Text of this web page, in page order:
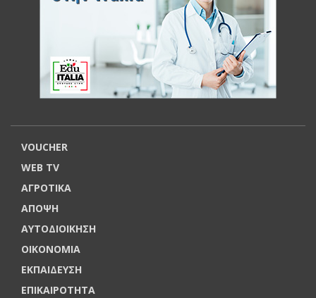
VOUCHER
WEB TV
ΑΓΡΟΤΙΚΑ
ΑΠΟΨΗ
ΑΥΤΟΔΙΟΙΚΗΣΗ
ΟΙΚΟΝΟΜΙΑ
ΕΚΠΑΙΔΕΥΣΗ
ΕΠΙΚΑΙΡΟΤΗΤΑ